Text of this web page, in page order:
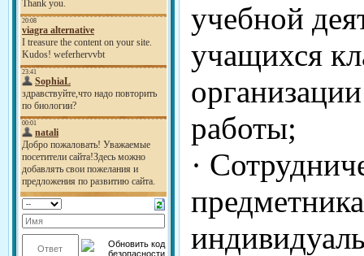
учебной
учащихся
работы;
·